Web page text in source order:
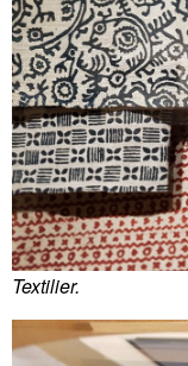
Textilier.